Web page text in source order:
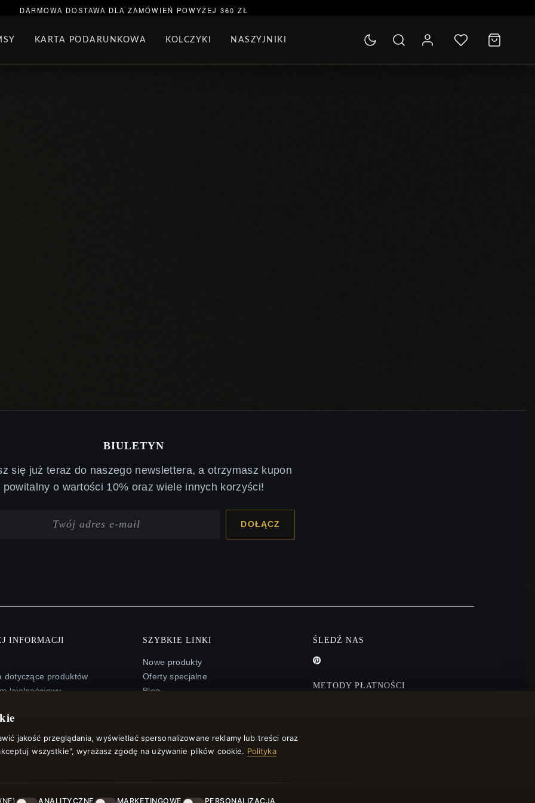
jakość przeglądania, wyświetlać spersonalizowane reklamy lub treści oraz
wszystkie", wyrażasz zgodę na używanie plików cookie. Polityka
ANALITYCZNE MARKETINGOWE PERSONALIZACJA
DARMOWA DOSTAWA DLA ZAMÓWIEŃ POWYŻEJ 360 ZŁ
SPRZEDAŻ BRANSOLETKA NA NOGĘ BRANSOLETKI
KARTA PODARUNKOWA KOLCZYKI NASZYJNIKI
BIULETYN
się już teraz do naszego newslettera, a otrzymasz kupon
powitalny o wartości 10% oraz wiele innych korzyści!
DOŁĄCZ
INFORMACJI
dotyczące produktów
lojalnościowy
podarunkowa
rabatowe
się z newslettera
SZYBKIE LINKI
Nowe produkty
Oferty specjalne
Blog
ŚLEDŹ NAS
METODY PŁATNOŚCI